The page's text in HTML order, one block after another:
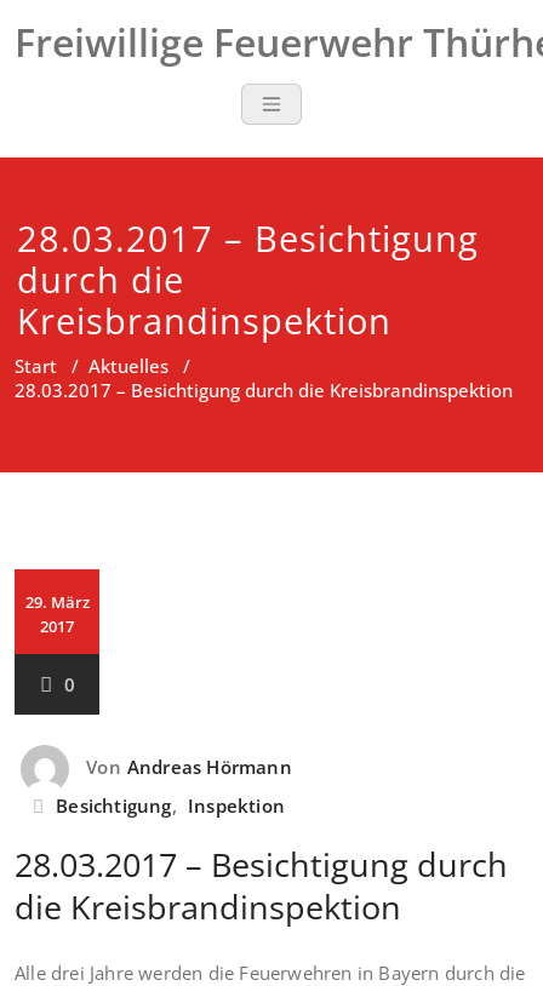
Inhalt
Freiwillige Feuerwehr
28.03.2017 – Besichtigung
durch die
Kreisbrandinspektion
Start / Aktuelles /
28.03.2017 – Besichtigung durch die Kreisbrandinspektion
29. März
2017
0
Von Andreas Hörmann
Besichtigung, Inspektion
28.03.2017 – Besichtigung durch
die Kreisbrandinspektion
Alle drei Jahre werden die Feuerwehren in Bayern durch die